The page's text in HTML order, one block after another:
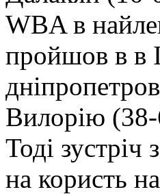
WBA в
пройшов в в
Вилорiю
Тоді
на користь